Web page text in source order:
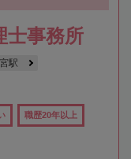
士事務所
駅
職歴20年以上